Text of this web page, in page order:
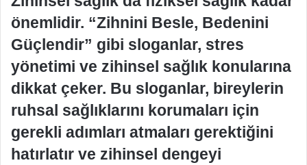
önemlidir. “Zihnini Besle, Bedenini
Güçlendir” gibi sloganlar, stres
yönetimi ve zihinsel sağlık konularına
dikkat çeker. Bu sloganlar, bireylerin
ruhsal sağlıklarını korumaları için
gerekli adımları atmaları gerektiğini
hatırlatır ve zihinsel dengeyi